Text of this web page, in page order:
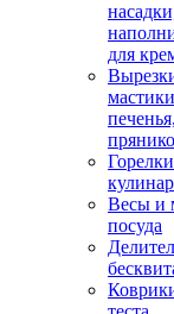
для
печенья,
Горелки
Весы и
посуда